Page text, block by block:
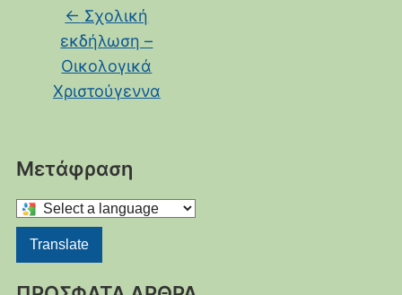
Μετάφραση
Select
a
language
Translate
← Σχολική
εκδήλωση –
Οικολογικά
Χριστούγεννα